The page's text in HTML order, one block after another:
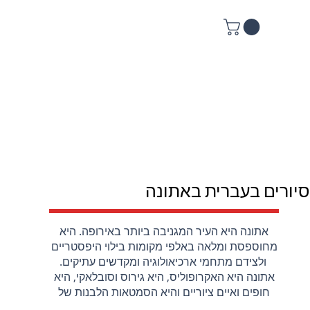
סיורים בעברית באתונה
אתונה היא העיר המגניבה ביותר באירופה. היא
חופים ואיים ציוריים והיא הסמטאות הלבנות של